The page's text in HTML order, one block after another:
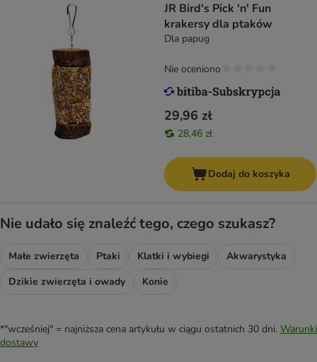
JR Bird's Pick 'n' Fun
krakersy dla ptaków
Dla papug
29,96 zł
28,46 zł
Nie oceniono
Dodaj do koszyka
Nie udało się znaleźć tego, czego szukasz?
Małe zwierzęta Ptaki Klatki i wybiegi
Akwarystyka
Dzikie zwierzęta i owady
Konie
*"wcześniej" = najniższa cena artykułu w ciągu ostatnich 30 dni. Warunki
dostawy